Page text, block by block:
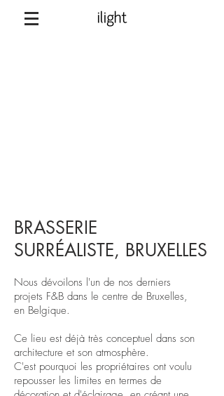
BRASSERIE
SURRÉALISTE, BRUXELLES
Nous dévoilons l'un de nos derniers
projets F&B dans le centre de Bruxelles,
en Belgique.
Ce lieu est déjà très conceptuel dans son
architecture et son atmosphère.
C'est pourquoi les propriétaires ont voulu
repousser les limites en termes de